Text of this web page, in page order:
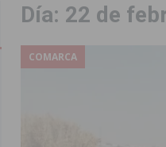
nueva prórroga de la ORA en
dos millones de euros a la
amplía su programación con
Día: 22 de
COMARCA